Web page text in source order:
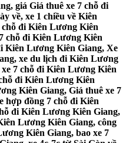
giá Giá thuê xe 7 chỗ đi
về, xe 1 chiều về Kiên
đi Kiên Lương Kiên
chỗ đi Kiên Lương Kiên
Kiên Lương Kiên Giang, Xe
xe du lịch đi Kiên Lương
7 chỗ đi Kiên Lương Kiên
đi Kiên Lương Kiên
Kiên Giang, Giá thuê xe 7
hợp đồng 7 chỗ đi Kiên
đi Kiên Lương Kiên Giang,
Lương Kiên Giang, công
Kiên Giang, bao xe 7